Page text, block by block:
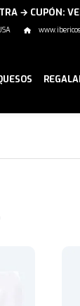
→ CUPÓN: